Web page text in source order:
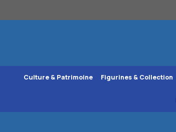
Culture & Patrimoine Figurines & Collection